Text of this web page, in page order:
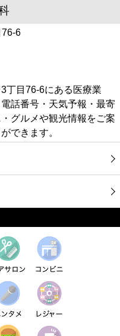
76-6
丁目76-6にある医療業
話番号・天気予報・最寄
グルメや観光情報をご案
できます。